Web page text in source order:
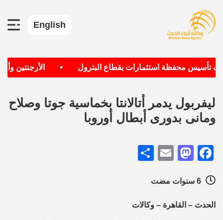
English
تأسيس محفظة استثمارات بقطاع البترول الأرجنتين
ليفربول يدمر أتالانتا بخماسية جوتا وصلاح
ومانى بدورى أبطال أوروبا
Facebook
Mastodon
Email
الحدث – القاهرة – وكالات